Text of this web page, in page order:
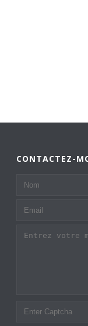
CONTACTEZ-